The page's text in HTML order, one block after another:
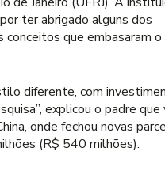
ter abrigado alguns dos
conceitos que embasaram
diferente, com
explicou o padre
onde fechou novas
(R$ 540 milhões).